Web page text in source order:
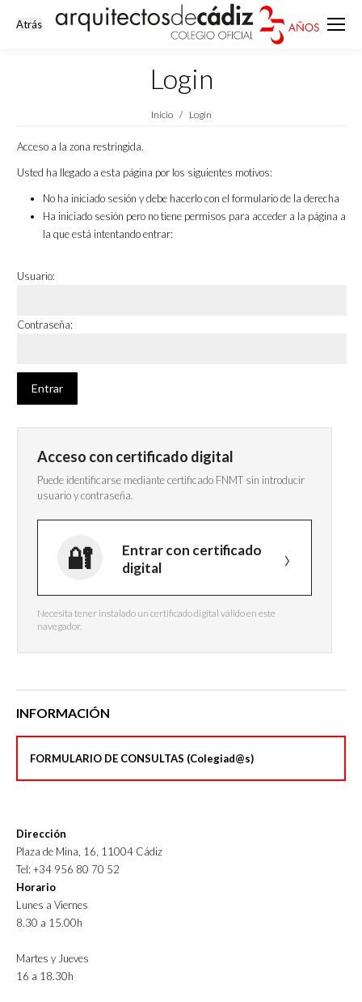
Login
Estás aquí:
Inicio Login
Acceso a la zona restringida.
Usted ha llegado a esta página por los siguientes motivos:
No ha iniciado sesión y debe hacerlo con el formulario de la derecha
Ha iniciado sesión pero no tiene permisos para acceder a la página a
la que está intentando entrar:
Usuario:
Contraseña:
Acceso con certificado digital
Puede identificarse mediante certificado FNMT sin introducir
usuario y contraseña.
Entrar con certificado
digital
Necesita tener instalado un certificado digital válido en este
navegador.
INFORMACIÓN
FORMULARIO DE CONSULTAS (Colegiad@s)
Dirección
Plaza de Mina, 16, 11004 Cádiz
Tel: +34 956 80 70 52
Horario
Lunes a Viernes
8.30 a 15.00h
Martes y Jueves
16 a 18.30h